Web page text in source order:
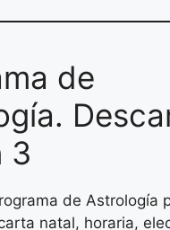
de
3
de Astrología
natal, horaria,